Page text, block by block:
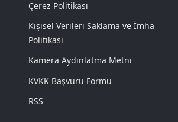
Çerez Politikası
Kişisel Verileri Saklama ve İmha
Politikası
Kamera Aydınlatma Metni
KVKK Başvuru Formu
RSS